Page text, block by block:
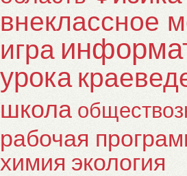
внеклассное
игра
урока
школа
рабочая
химия экология